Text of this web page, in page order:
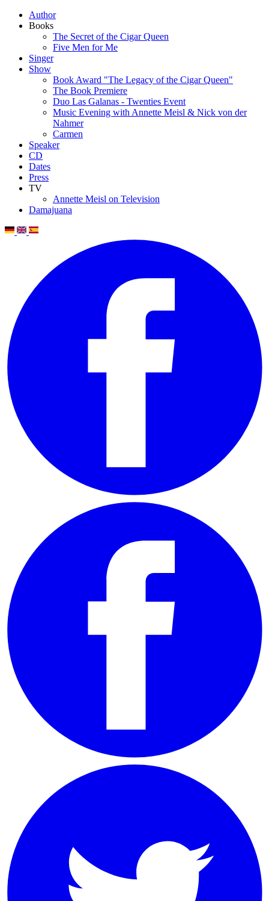
Author
Books
The Secret of the Cigar Queen
Five Men for Me
Singer
Show
Book Award "The Legacy of the Cigar Queen"
The Book Premiere
Duo Las Galanas - Twenties Event
Music Evening with Annette Meisl & Nick von der
Nahmer
Carmen
Speaker
CD
Dates
Press
TV
Annette Meisl on Television
Damajuana